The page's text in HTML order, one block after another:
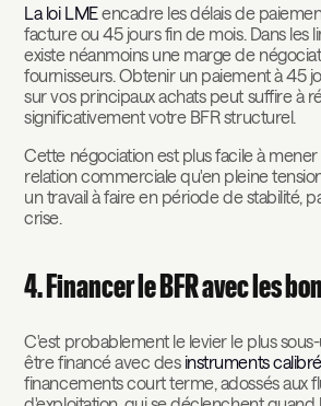
La loi LMEencadre les délais de
facture ou 45 jours fin de mois. Dans les
existe néanmoins une marge de
fournisseurs. Obtenir un paiement à 45
sur vos principaux achats peut suffire à
significativement votre BFR structurel.
Cette négociation est plus facile à
relation commerciale qu'en pleine
un travail à faire en période de stabilité,
crise.
4. Financer le BFR avec les
C'est probablement le levier le plus
être financé avec des instruments
financements court terme, adossés aux